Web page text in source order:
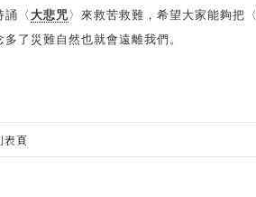
誦〈 大悲咒 〉來救苦救難，希望大家能夠把〈
多了災難自然也就會遠離我們。
表頁